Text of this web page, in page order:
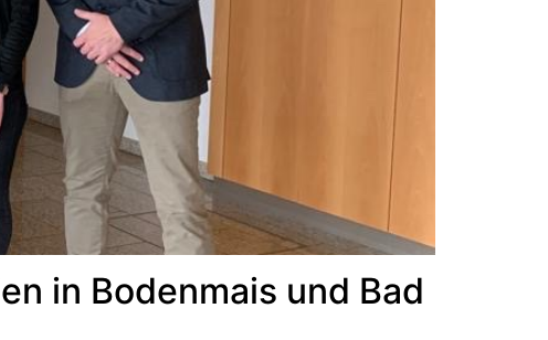
in Bodenmais und Bad